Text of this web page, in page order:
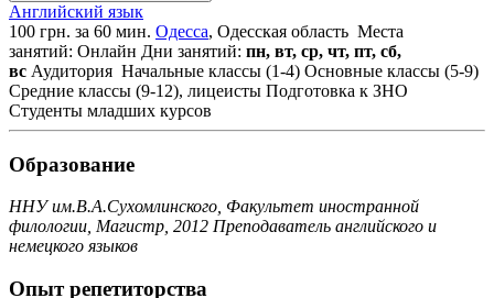
Английский язык
100 грн. за 60 мин. Одесса, Одесская область Места
занятий: Онлайн Дни занятий: пн, вт, ср, чт, пт, сб,
вс Аудитория Начальные классы (1-4) Основные классы (5-9)
Средние классы (9-12), лицеисты Подготовка к ЗНО
Студенты младших курсов
Образование
ННУ им.В.А.Сухомлинского, Факультет иностранной
филологии, Магистр, 2012 Преподаватель английского и
немецкого языков
Опыт репетиторства